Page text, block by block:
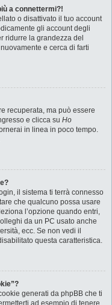
a connettermi?!
o disattivato il tuo account
gli account degli
ridurre la grandezza del
e cerca di farti
recuperata, ma può essere
e clicca su Ho
in linea in poco tempo.
il sistema ti terrà connesso
che qualcuno possa usare
l’opzione quando entri,
da un PC usato anche
ecc. Se non vedi il
questa caratteristica.
generati da phpBB che ti
ad esempio di tenere